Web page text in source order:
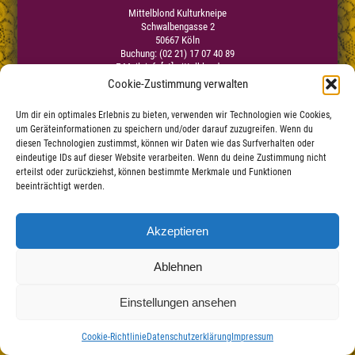
Cookie-Zustimmung verwalten
Um dir ein optimales Erlebnis zu bieten, verwenden wir Technologien wie Cookies,
um Geräteinformationen zu speichern und/oder darauf zuzugreifen. Wenn du
diesen Technologien zustimmst, können wir Daten wie das Surfverhalten oder
eindeutige IDs auf dieser Website verarbeiten. Wenn du deine Zustimmung nicht
erteilst oder zurückziehst, können bestimmte Merkmale und Funktionen
beeinträchtigt werden.
Akzeptieren
Ablehnen
Einstellungen ansehen
Cookie-RichtlinieDatenschutzerklärung Impressum
Mittelblond Kulturkneipe
Schwalbengasse 2
50667 Köln
Buchung: (02 21) 17 07 40 89
E-Mail:info[at]mittelblond.com
Impressum
Datenschutzerklärung |
Haftungsauschluss